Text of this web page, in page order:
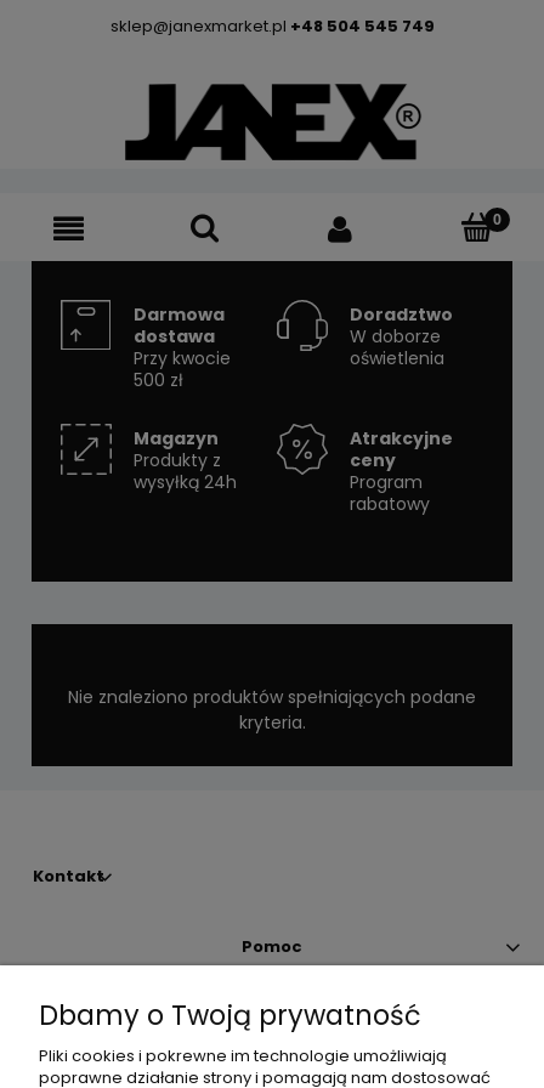
sklep@janexmarket.pl +48 504 545 749
Darmowa
dostawa
Przy kwocie
500 zł
Doradztwo
W doborze
oświetlenia
Magazyn
Produkty z
wysyłką 24h
Atrakcyjne
ceny
Program
rabatowy
Nie znaleziono produktów spełniających podane
kryteria.
Kontakt
Pomoc
Moje konto
Dbamy o Twoją prywatność
Pliki cookies i pokrewne im technologie umożliwiają
poprawne działanie strony i pomagają nam dostosować